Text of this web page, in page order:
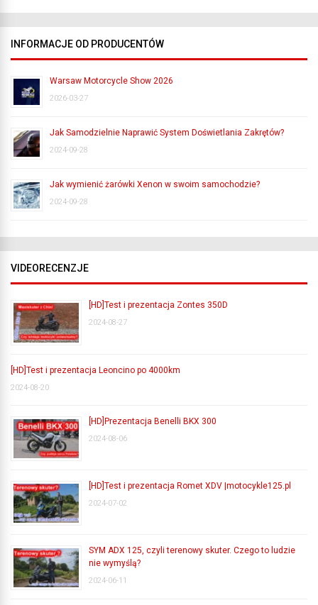
INFORMACJE OD PRODUCENTÓW
Warsaw Motorcycle Show 2026
2026-03-27
Jak Samodzielnie Naprawić System Doświetlania Zakrętów?
2024-09-28
Jak wymienić żarówki Xenon w swoim samochodzie?
2024-09-28
VIDEORECENZJE
[HD]Test i prezentacja Zontes 350D
2024-08-27
[HD]Test i prezentacja Leoncino po 4000km
2024-08-20
[HD]Prezentacja Benelli BKX 300
2024-08-06
[HD]Test i prezentacja Romet XDV |motocykle125.pl
2024-07-02
SYM ADX 125, czyli terenowy skuter. Czego to ludzie
nie wymyślą?
2024-06-11